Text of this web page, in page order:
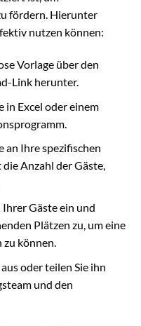
fördern. Hierunter
nutzen können:
Vorlage über den
Link herunter.
in Excel oder einem
an Ihre spezifischen
Anzahl der Gäste,
Ihrer Gäste ein und
Plätzen zu, um eine
können.
oder teilen Sie ihn
und den